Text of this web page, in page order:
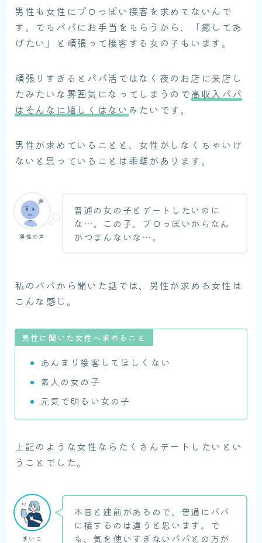
男性も女性にプロっぽい接客を求めてないんで
す。でもパパにお手当をもらうから、「癒してあ
げたい」と頑張って接客する女の子もいます。
頑張りすぎるとパパ活ではなく夜のお店に来店し
たみたいな雰囲気になってしまうので高収入パパ
はそんなに嬉しくはない みたいです。
男性が求めていることと、女性がしなくちゃいけ
ないと思っていることは乖離があります。
男性の声
普通の女の子とデートしたいのに
な…。この子、プロっぽいからなん
かつまんないな…。
私のパパから聞いた話では、男性が求める女性は
こんな感じ。
男性に聞いた女性へ求めること
あんまり接客してほしくない
素人の女の子
元気で明るい女の子
上記のような女性ならたくさんデートしたいとい
うことでした。
まいこ
本音と建前があるので、普通にパパ
に接するのは違うと思います。で
も、気を使いすぎないパパとの方が